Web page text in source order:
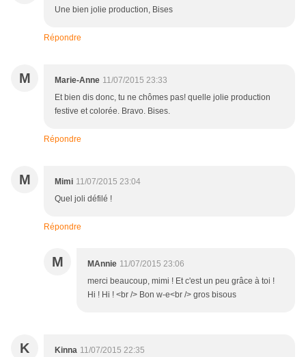
Une bien jolie production, Bises
Répondre
M Marie-Anne 11/07/2015 23:33
Et bien dis donc, tu ne chômes pas! quelle jolie production
festive et colorée. Bravo. Bises.
Répondre
M Mimi 11/07/2015 23:04
Quel joli défilé !
Répondre
M MAnnie 11/07/2015 23:06
merci beaucoup, mimi ! Et c'est un peu grâce à toi !
Hi ! Hi ! <br /> Bon w-e<br /> gros bisous
K Kinna 11/07/2015 22:35